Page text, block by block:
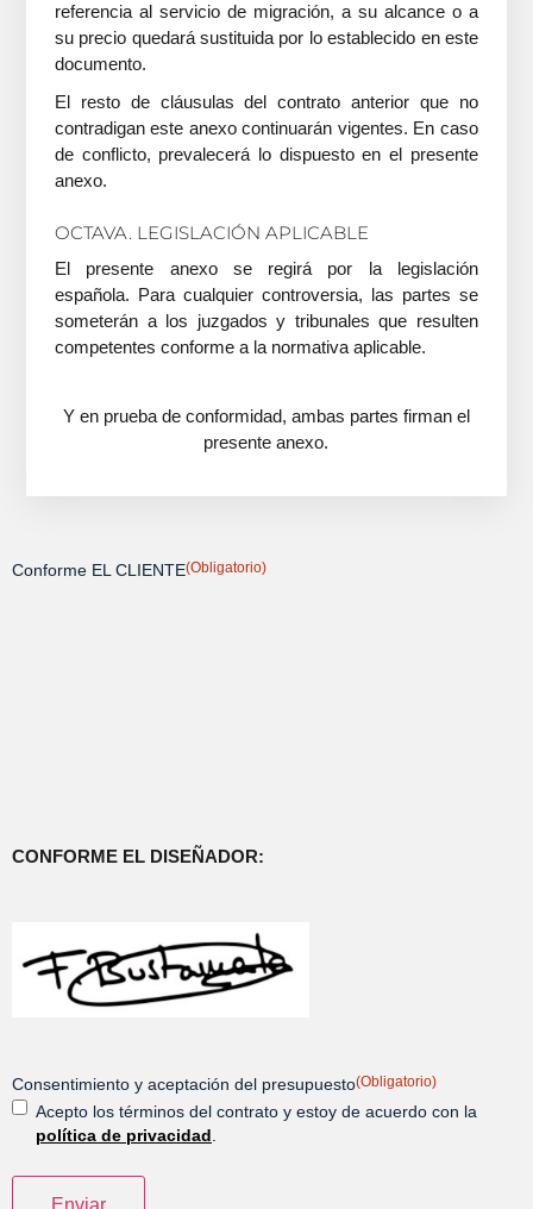
referencia al servicio de migración, a su alcance o a
su precio quedará sustituida por lo establecido en este
documento.
El resto de cláusulas del contrato anterior que no
contradigan este anexo continuarán vigentes. En caso
de conflicto, prevalecerá lo dispuesto en el presente
anexo.
OCTAVA. LEGISLACIÓN APLICABLE
El presente anexo se regirá por la legislación
española. Para cualquier controversia, las partes se
someterán a los juzgados y tribunales que resulten
competentes conforme a la normativa aplicable.
Y en prueba de conformidad, ambas partes firman el
presente anexo.
Conforme EL CLIENTE(Obligatorio)
CONFORME EL DISEÑADOR:
Consentimiento y aceptación del presupuesto(Obligatorio)
Acepto los términos del contrato y estoy de acuerdo con la
política de privacidad